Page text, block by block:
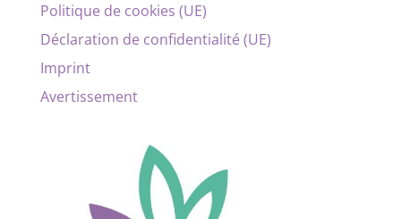
Politique de cookies (UE)
Déclaration de confidentialité (UE)
Imprint
Avertissement